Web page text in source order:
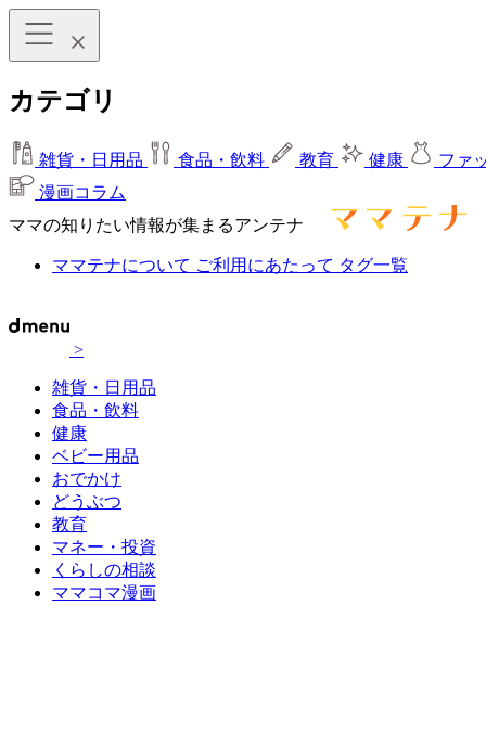
カテゴリ
雑貨・日用品 食品・飲料 教育 健康
ファ
漫画コラム
ママの知りたい情報が集まるアンテナ
ママテナについて ご利用にあたって タグ一覧
>
雑貨・日用品
食品・飲料
健康
ベビー用品
おでかけ
どうぶつ
教育
マネー・投資
くらしの相談
ママコマ漫画